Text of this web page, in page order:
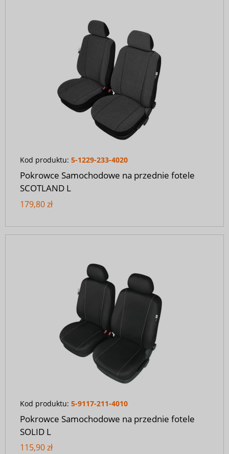
Kod produktu: 5-1229-233-4020
Pokrowce Samochodowe na przednie fotele
SCOTLAND L
179,80 zł
Kod produktu: 5-9117-211-4010
Pokrowce Samochodowe na przednie fotele
SOLID L
115,90 zł